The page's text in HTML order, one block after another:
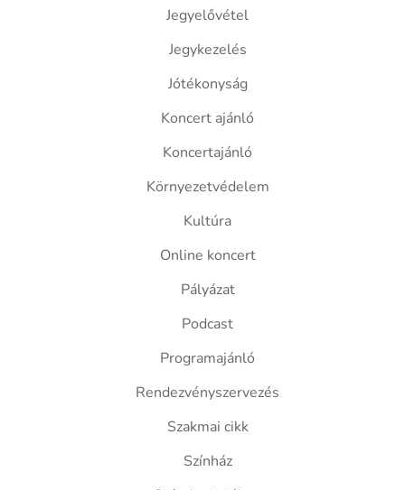
Jegyelővétel
Jegykezelés
Jótékonyság
Koncert ajánló
Koncertajánló
Környezetvédelem
Kultúra
Online koncert
Pályázat
Podcast
Programajánló
Rendezvényszervezés
Szakmai cikk
Színház